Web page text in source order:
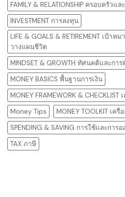
FAMILY & RELATIONSHIP ครอบครัวแ
INVESTMENT การลงทุน
LIFE & GOALS & RETIREMENT เป้า
วางแผนชีวิต
MINDSET & GROWTH ทัศนคติและกา
MONEY BASICS พื้นฐานการเงิน
MONEY FRAMEWORK &
Money Tips
MONEY TOOLKIT เค
SPENDING & SAVING การใช้และการอ
TAX ภาษี